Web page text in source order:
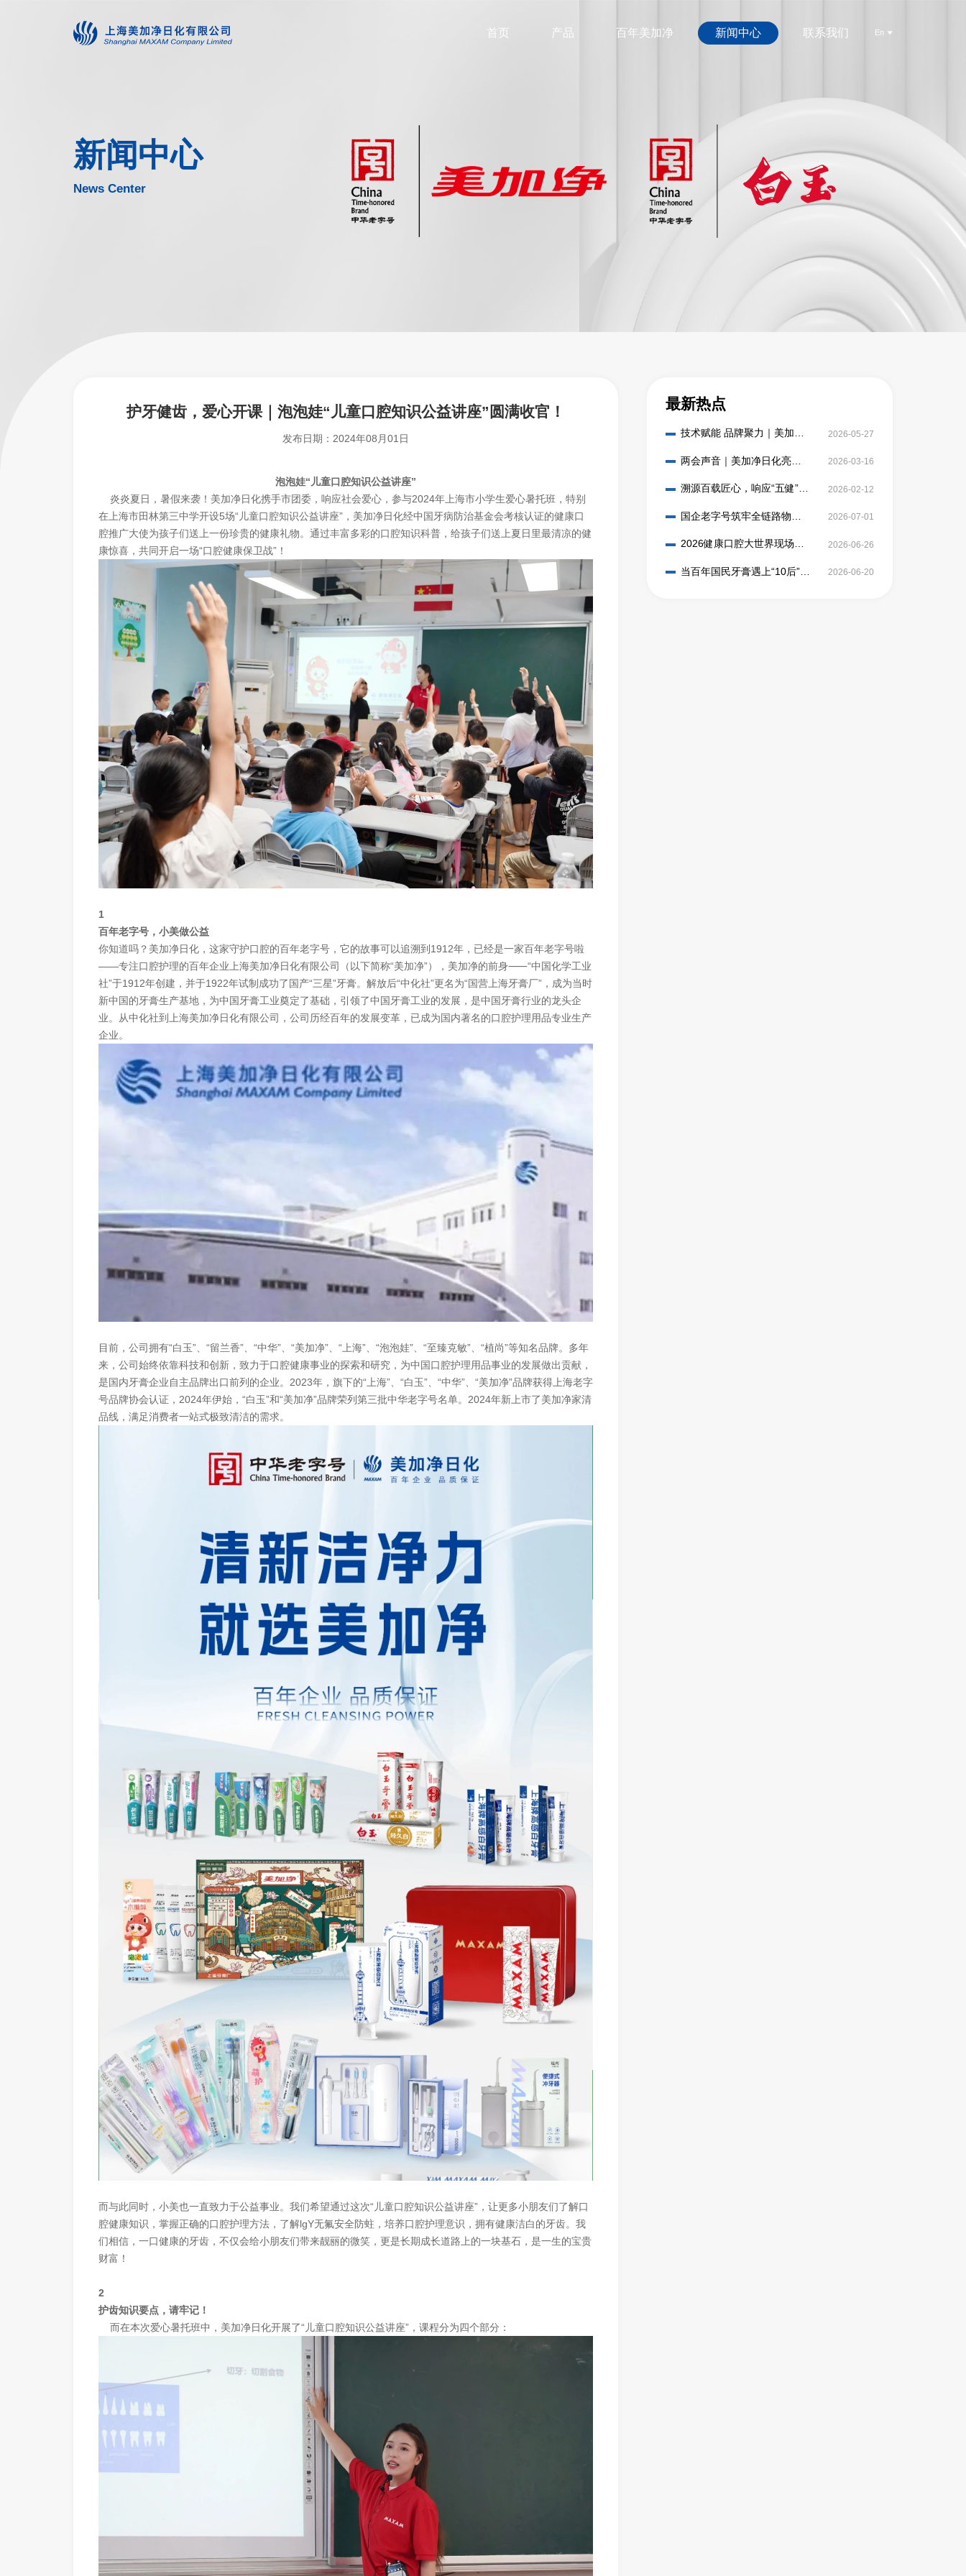
En
首页 产品 百年美加净 新闻中心 联系我们
新闻中心
News Center
护牙健齿，爱心开课｜泡泡娃“儿童口腔知识公益讲座”圆满收官！
发布日期： 2024年08月01日
泡泡娃“儿童口腔知识公益讲座”
炎炎夏日，暑假来袭！美加净日化携手市团委，响应社会爱心，参与2024年上海市小学生爱心暑托班，特别
在上海市田林第三中学开设5场“儿童口腔知识公益讲座”，美加净日化经中国牙病防治基金会考核认证的健康口
腔推广大使为孩子们送上一份珍贵的健康礼物。通过丰富多彩的口腔知识科普，给孩子们送上夏日里最清凉的健
康惊喜，共同开启一场“口腔健康保卫战”！
1
百年老字号，小美做公益
你知道吗？美加净日化，这家守护口腔的百年老字号，它的故事可以追溯到1912年，已经是一家百年老字号啦
——专注口腔护理的百年企业上海美加净日化有限公司（以下简称“美加净”），美加净的前身⸺“中国化学工业
社”于1912年创建，并于1922年试制成功了国产“三星”牙膏。解放后“中化社”更名为“国营上海牙膏厂”，成为当时
新中国的牙膏生产基地，为中国牙膏工业奠定了基础，引领了中国牙膏工业的发展，是中国牙膏行业的龙头企
业。从中化社到上海美加净日化有限公司，公司历经百年的发展变革，已成为国内著名的口腔护理用品专业生产
企业。
目前，公司拥有“白玉”、“留兰香”、“中华”、“美加净”、“上海”、“泡泡娃”、“至臻克敏”、“植尚”等知名品牌。多年
来，公司始终依靠科技和创新，致力于口腔健康事业的探索和研究，为中国口腔护理用品事业的发展做出贡献，
是国内牙膏企业自主品牌出口前列的企业。2023年，旗下的“上海”、“白玉”、“中华”、“美加净”品牌获得上海老字
号品牌协会认证，2024年伊始，“白玉”和“美加净”品牌荣列第三批中华老字号名单。2024年新上市了美加净家清
品线，满足消费者一站式极致清洁的需求。
而与此同时，小美也一直致力于公益事业。我们希望通过这次“儿童口腔知识公益讲座”，让更多小朋友们了解口
腔健康知识，掌握正确的口腔护理方法，了解lgY无氟安全防蛀，培养口腔护理意识，拥有健康洁白的牙齿。我
们相信，一口健康的牙齿，不仅会给小朋友们带来靓丽的微笑，更是长期成长道路上的一块基石，是一生的宝贵
财富！
2
护齿知识要点，请牢记！
而在本次爱心暑托班中，美加净日化开展了“儿童口腔知识公益讲座”，课程分为四个部分：
最新热点
技术赋能 品牌聚力｜美加净
腔健康新防线
2026-05-27
两会声音｜美加净日化亮相
2026-03-16
溯源百载匠心，响应“五健”计
腔新健康行动
2026-02-12
国企老字号筑牢全链路物资
使命
2026-07-01
2026健康口腔大世界现场
者泡泡娃来整活了
2026-06-26
当百年国民牙膏遇上“10后”口
2026-06-20